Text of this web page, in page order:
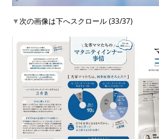
▼次の画像は下へスクロール (33/37)